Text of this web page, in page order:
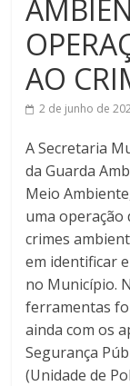
AO
2 de junho de
A Secretaria
da Guarda
Meio
uma operação
crimes
em identificar
no Município.
ferramentas
ainda com os
Segurança
(Unidade de